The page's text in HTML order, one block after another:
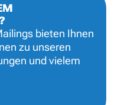
bieten Ihnen
zu unseren
und vielem